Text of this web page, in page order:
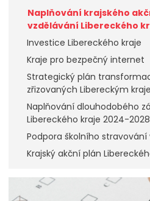
Naplňování krajského
vzdělávání Libereckého
Investice Libereckého kraje
Kraje pro bezpečný internet
Strategický plán
zřizovaných Libereckým
Naplňování dlouhodobého
Libereckého kraje 2024-2028
Podpora školního stravování
Krajský akční plán